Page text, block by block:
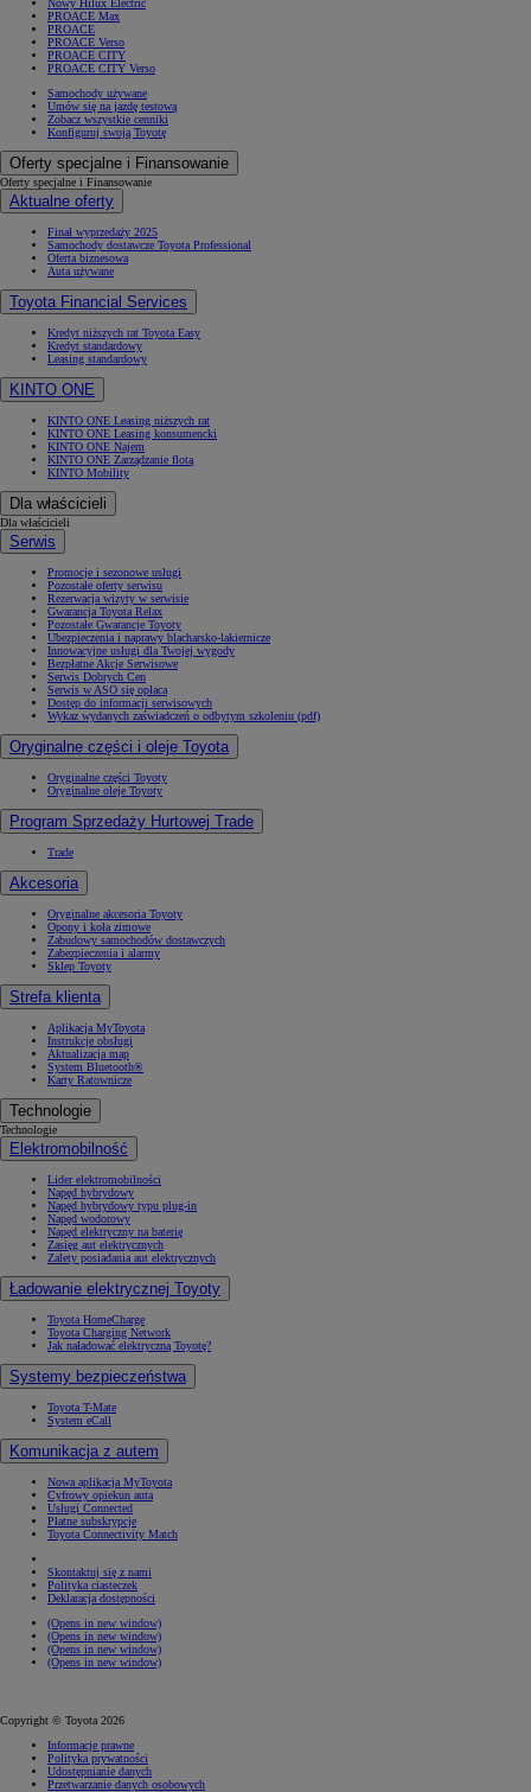
Nowy Hilux Electric
PROACE Max
PROACE
PROACE Verso
PROACE CITY
PROACE CITY Verso
Samochody używane
Umów się na jazdę testową
Zobacz wszystkie cenniki
Konfiguruj swoją Toyotę
Oferty specjalne i Finansowanie
Oferty specjalne i Finansowanie
Aktualne oferty
Finał wyprzedaży 2025
Samochody dostawcze Toyota Professional
Oferta biznesowa
Auta używane
Toyota Financial Services
Kredyt niższych rat Toyota Easy
Kredyt standardowy
Leasing standardowy
KINTO ONE
KINTO ONE Leasing niższych rat
KINTO ONE Leasing konsumencki
KINTO ONE Najem
KINTO ONE Zarządzanie flotą
KINTO Mobility
Dla właścicieli
Dla właścicieli
Serwis
Promocje i sezonowe usługi
Pozostałe oferty serwisu
Rezerwacja wizyty w serwisie
Gwarancja Toyota Relax
Pozostałe Gwarancje Toyoty
Ubezpieczenia i naprawy blacharsko-lakiernicze
Innowacyjne usługi dla Twojej wygody
Bezpłatne Akcje Serwisowe
Serwis Dobrych Cen
Serwis w ASO się opłaca
Dostęp do informacji serwisowych
Wykaz wydanych zaświadczeń o odbytym szkoleniu (pdf)
Oryginalne części i oleje Toyota
Oryginalne części Toyoty
Oryginalne oleje Toyoty
Program Sprzedaży Hurtowej Trade
Trade
Akcesoria
Oryginalne akcesoria Toyoty
Opony i koła zimowe
Zabudowy samochodów dostawczych
Zabezpieczenia i alarmy
Sklep Toyoty
Strefa klienta
Aplikacja MyToyota
Instrukcje obsługi
Aktualizacja map
System Bluetooth®
Karty Ratownicze
Technologie
Technologie
Elektromobilność
Lider elektromobilności
Napęd hybrydowy
Napęd hybrydowy typu plug-in
Napęd wodorowy
Napęd elektryczny na baterię
Zasięg aut elektrycznych
Zalety posiadania aut elektrycznych
Ładowanie elektrycznej Toyoty
Toyota HomeCharge
Toyota Charging Network
Jak naładować elektryczną Toyotę?
Systemy bezpieczeństwa
Toyota T-Mate
System eCall
Komunikacja z autem
Nowa aplikacja MyToyota
Cyfrowy opiekun auta
Usługi Connected
Płatne subskrypcje
Toyota Connectivity Match
Skontaktuj się z nami
Polityka ciasteczek
Deklaracja dostępności
(Opens in new window)
(Opens in new window)
(Opens in new window)
(Opens in new window)
Copyright © Toyota 2026
Informacje prawne
Polityka prywatności
Udostępnianie danych
Przetwarzanie danych osobowych